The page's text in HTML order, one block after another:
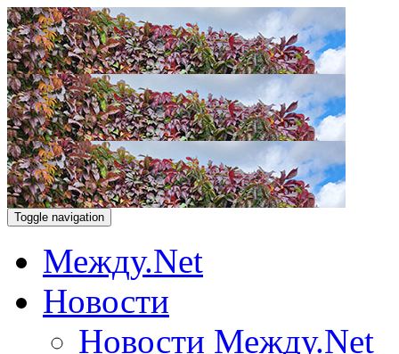
Toggle navigation
Между.Net
Новости
Новости Между.Net